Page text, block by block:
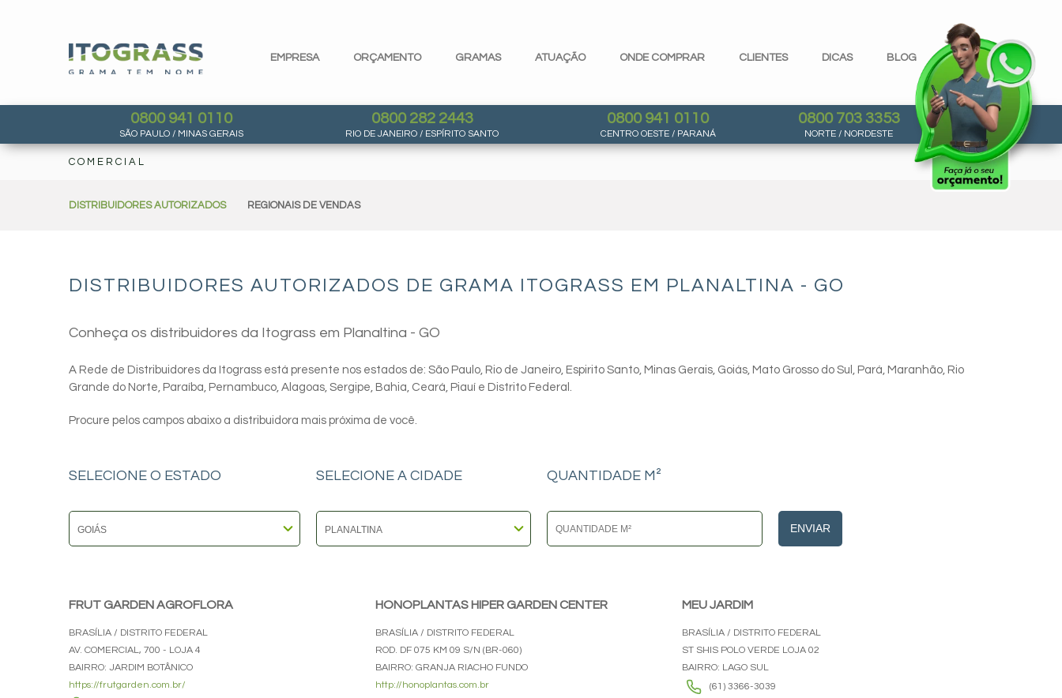
EMPRESA ORÇAMENTO GRAMAS ATUAÇÃO ONDE COMPRAR CLIENTES DICAS BLOG
0800 941 0110
SÃO PAULO / MINAS GERAIS
0800 282 2443
RIO DE JANEIRO / ESPÍRITO SANTO
0800 941 0110
CENTRO OESTE / PARANÁ
0800 703 3353
NORTE / NORDESTE
COMERCIAL
DISTRIBUIDORES AUTORIZADOS REGIONAIS DE VENDAS
DISTRIBUIDORES AUTORIZADOS DE GRAMA ITOGRASS EM PLANALTINA - GO
Conheça os distribuidores da Itograss em Planaltina - GO
A Rede de Distribuidores da Itograss está presente nos estados de: São Paulo, Rio de Janeiro, Espirito Santo, Minas Gerais, Goiás, Mato Grosso do Sul, Pará, Maranhão, Rio
Grande do Norte, Paraíba, Pernambuco, Alagoas, Sergipe, Bahia, Ceará, Piauí e Distrito Federal.
Procure pelos campos abaixo a distribuidora mais próxima de você.
SELECIONE O ESTADO SELECIONE A CIDADE QUANTIDADE M²
ENVIAR
FRUT GARDEN AGROFLORA
BRASÍLIA / DISTRITO FEDERAL
AV. COMERCIAL, 700 - LOJA 4
BAIRRO: JARDIM BOTÂNICO
https://frutgarden.com.br/
HONOPLANTAS HIPER GARDEN CENTER
BRASÍLIA / DISTRITO FEDERAL
ROD. DF 075 KM 09 S/N (BR-060)
BAIRRO: GRANJA RIACHO FUNDO
http://honoplantas.com.br
MEU JARDIM
BRASÍLIA / DISTRITO FEDERAL
ST SHIS POLO VERDE LOJA 02
BAIRRO: LAGO SUL
(61) 3366-3039